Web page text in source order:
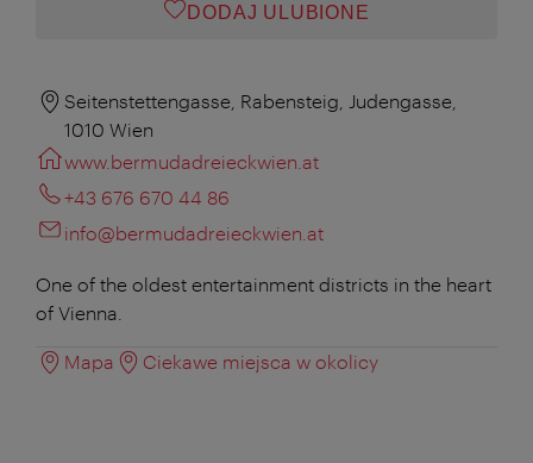
DODAJ ULUBIONE
Seitenstettengasse, Rabensteig, Judengasse,
1010 Wien
www.bermudadreieckwien.at
+43 676 670 44 86
info@bermudadreieckwien.at
One of the oldest entertainment districts in the heart
of Vienna.
Mapa Ciekawe miejsca w okolicy